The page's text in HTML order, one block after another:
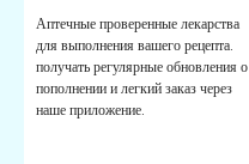
Аптечные проверенные лекарства
для выполнения вашего рецепта.
получать регулярные обновления о
пополнении и легкий заказ через
наше приложение.